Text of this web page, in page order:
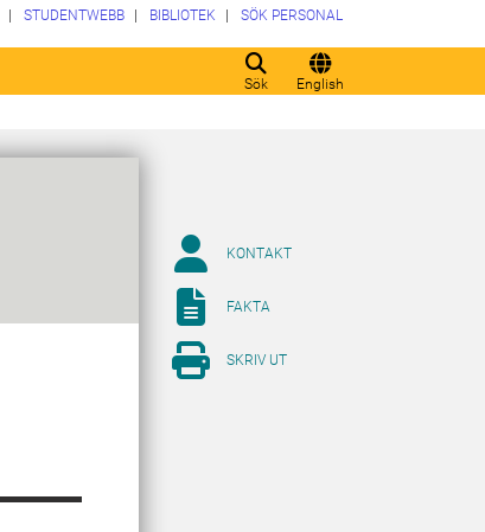
Sök English
STUDENTWEBB BIBLIOTEK SÖK PERSONAL
KONTAKT
FAKTA
SKRIV UT